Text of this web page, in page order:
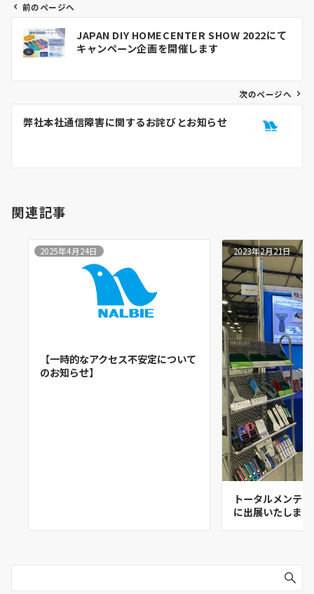
ビ
ン
前のページへ
JAPAN DIY HOMECENTER SHOW 2022にて
キャンペーン企画を開催します
次のページへ
弊社本社通信障害に関するお詫びとお知らせ
関連記事
2025年4月24日
【一時的なアクセス不安定について
のお知らせ】
2023年2月21日
トータルメンテ
に出展いたしま